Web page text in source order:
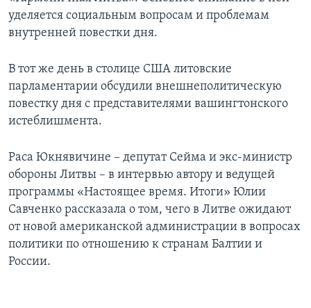
уделяется социальным вопросам и проблемам
внутренней повестки дня.
В тот же день в столице США литовские
парламентарии обсудили внешнеполитическую
повестку дня с представителями вашингтонского
истеблишмента.
Раса Юкнявичине – депутат Сейма и экс-министр
обороны Литвы – в интервью автору и ведущей
программы «Настоящее время. Итоги» Юлии
Савченко рассказала о том, чего в Литве ожидают
от новой американской администрации в вопросах
политики по отношению к странам Балтии и
России.